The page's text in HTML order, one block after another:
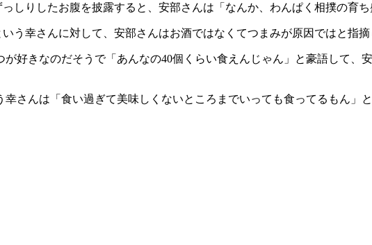
しりしたお腹を披露すると、安部さんは「なんか、わんぱく相撲の育ち
う幸さんに対して、安部さんはお酒ではなくてつまみが原因ではと指摘
好きなのだそうで「あんなの40個くらい食えんじゃん」と豪語して、
さんは「食い過ぎて美味しくないところまでいっても食ってるもん」と